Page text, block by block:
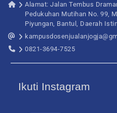
Alamat: Jalan Tembus
Pedukuhan Mutihan No. 99,
Piyungan, Bantul, Daerah
0821-3694-7525
Ikuti Instagram